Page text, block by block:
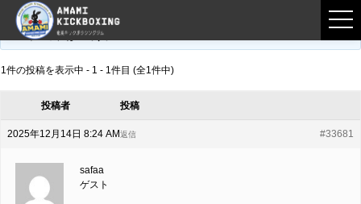
フロントページ › フォーラム
このトピックは空です。
1件の投稿を表示中 - 1 - 1件目 (全1件中)
投稿者 投稿
2025年12月14日 8:24 AM #33681
返信
safaa
ゲスト